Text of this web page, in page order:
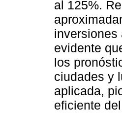
al 125%.
inversiones
evidente
los
ciudades y
aplicada,
eficiente